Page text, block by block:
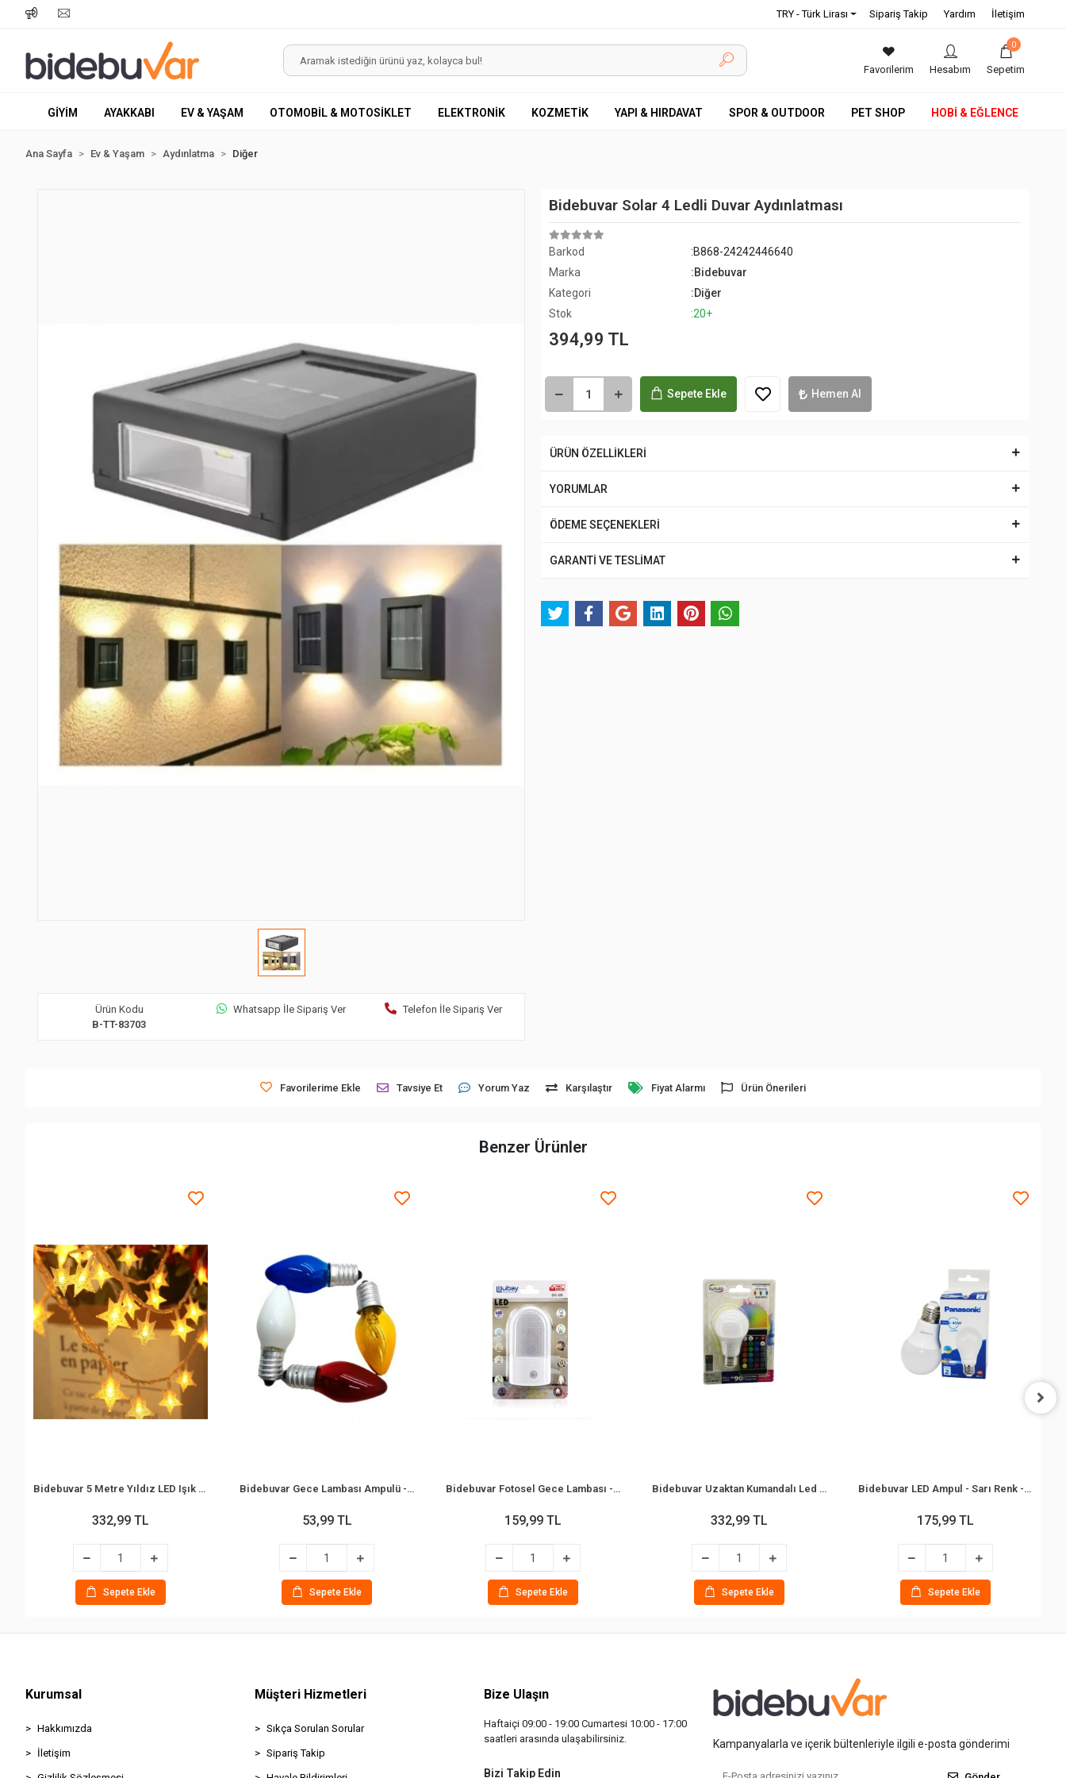
TRY - Türk Lirası Sipariş Takip Yardım İletişim
Favorilerim Hesabım
0
Sepetim
GİYİM AYAKKABI EV & YAŞAM OTOMOBİL & MOTOSİKLET ELEKTRONİK KOZMETİK YAPI & HIRDAVAT SPOR & OUTDOOR PET SHOP HOBİ & EĞLENCE
Ana Sayfa Ev & Yaşam Aydınlatma Diğer
Ürün Kodu
B-TT-83703
Whatsapp İle Sipariş Ver Telefon İle Sipariş Ver
Bidebuvar Solar 4 Ledli Duvar Aydınlatması
Barkod
:B868-24242446640
Marka
:Bidebuvar
Kategori
:Diğer
Stok
:20+
394,99 TL
Sepete Ekle Hemen Al
ÜRÜN ÖZELLİKLERİ
YORUMLAR
ÖDEME SEÇENEKLERİ
GARANTİ VE TESLİMAT
Favorilerime Ekle Tavsiye Et Yorum Yaz Karşılaştır Fiyat Alarmı Ürün Önerileri
Benzer Ürünler
Bidebuvar 5 Metre Yıldız LED Işık - Gün Işığı Rengi - Fişli
332,99 TL
Sepete Ekle
Bidebuvar Gece Lambası Ampulü - Renkli - 7W - E14 Duy
53,99 TL
Sepete Ekle
Bidebuvar Fotosel Gece Lambası - Sensörlü - Oval Tasarım - 0.1W
159,99 TL
Sepete Ekle
Bidebuvar Uzaktan Kumandalı Led Ampul - RGB Renkli - E27 Duy
332,99 TL
Sepete Ekle
Bidebuvar LED Ampul - Sarı Renk - E27 Duy
175,99 TL
Sepete Ekle
Kurumsal
Hakkımızda
İletişim
Müşteri Hizmetleri
Sıkça Sorulan Sorular
Sipariş Takip
Bize Ulaşın
Haftaiçi 09:00 - 19:00 Cumartesi 10:00 - 17:00
saatleri arasında ulaşabilirsiniz.
Bizi Takip Edin
Kampanyalarla ve içerik bültenleriyle ilgili e-posta gönderimi